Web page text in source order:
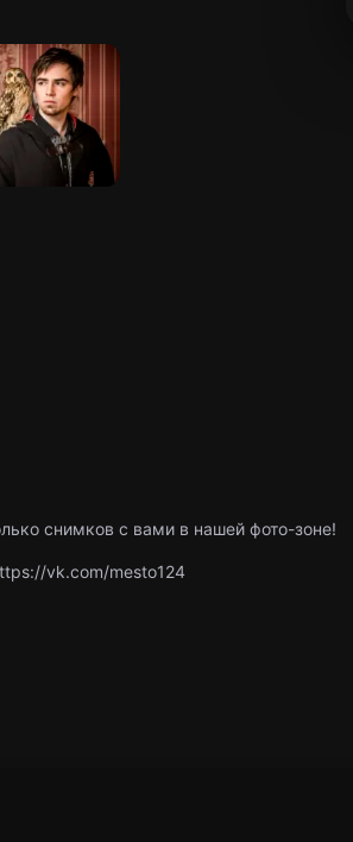
снимков с вами в нашей фото-зоне!
vk.com/mesto124